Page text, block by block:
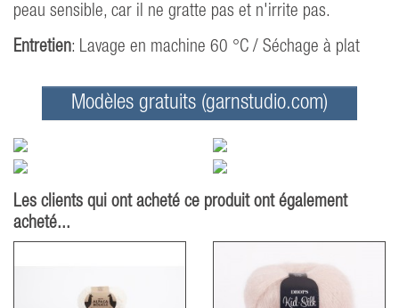
peau sensible, car il ne gratte pas et n'irrite pas.
Entretien: Lavage en machine 60 °C / Séchage à plat
Modèles gratuits (garnstudio.com)
Les clients qui ont acheté ce produit ont également
acheté...